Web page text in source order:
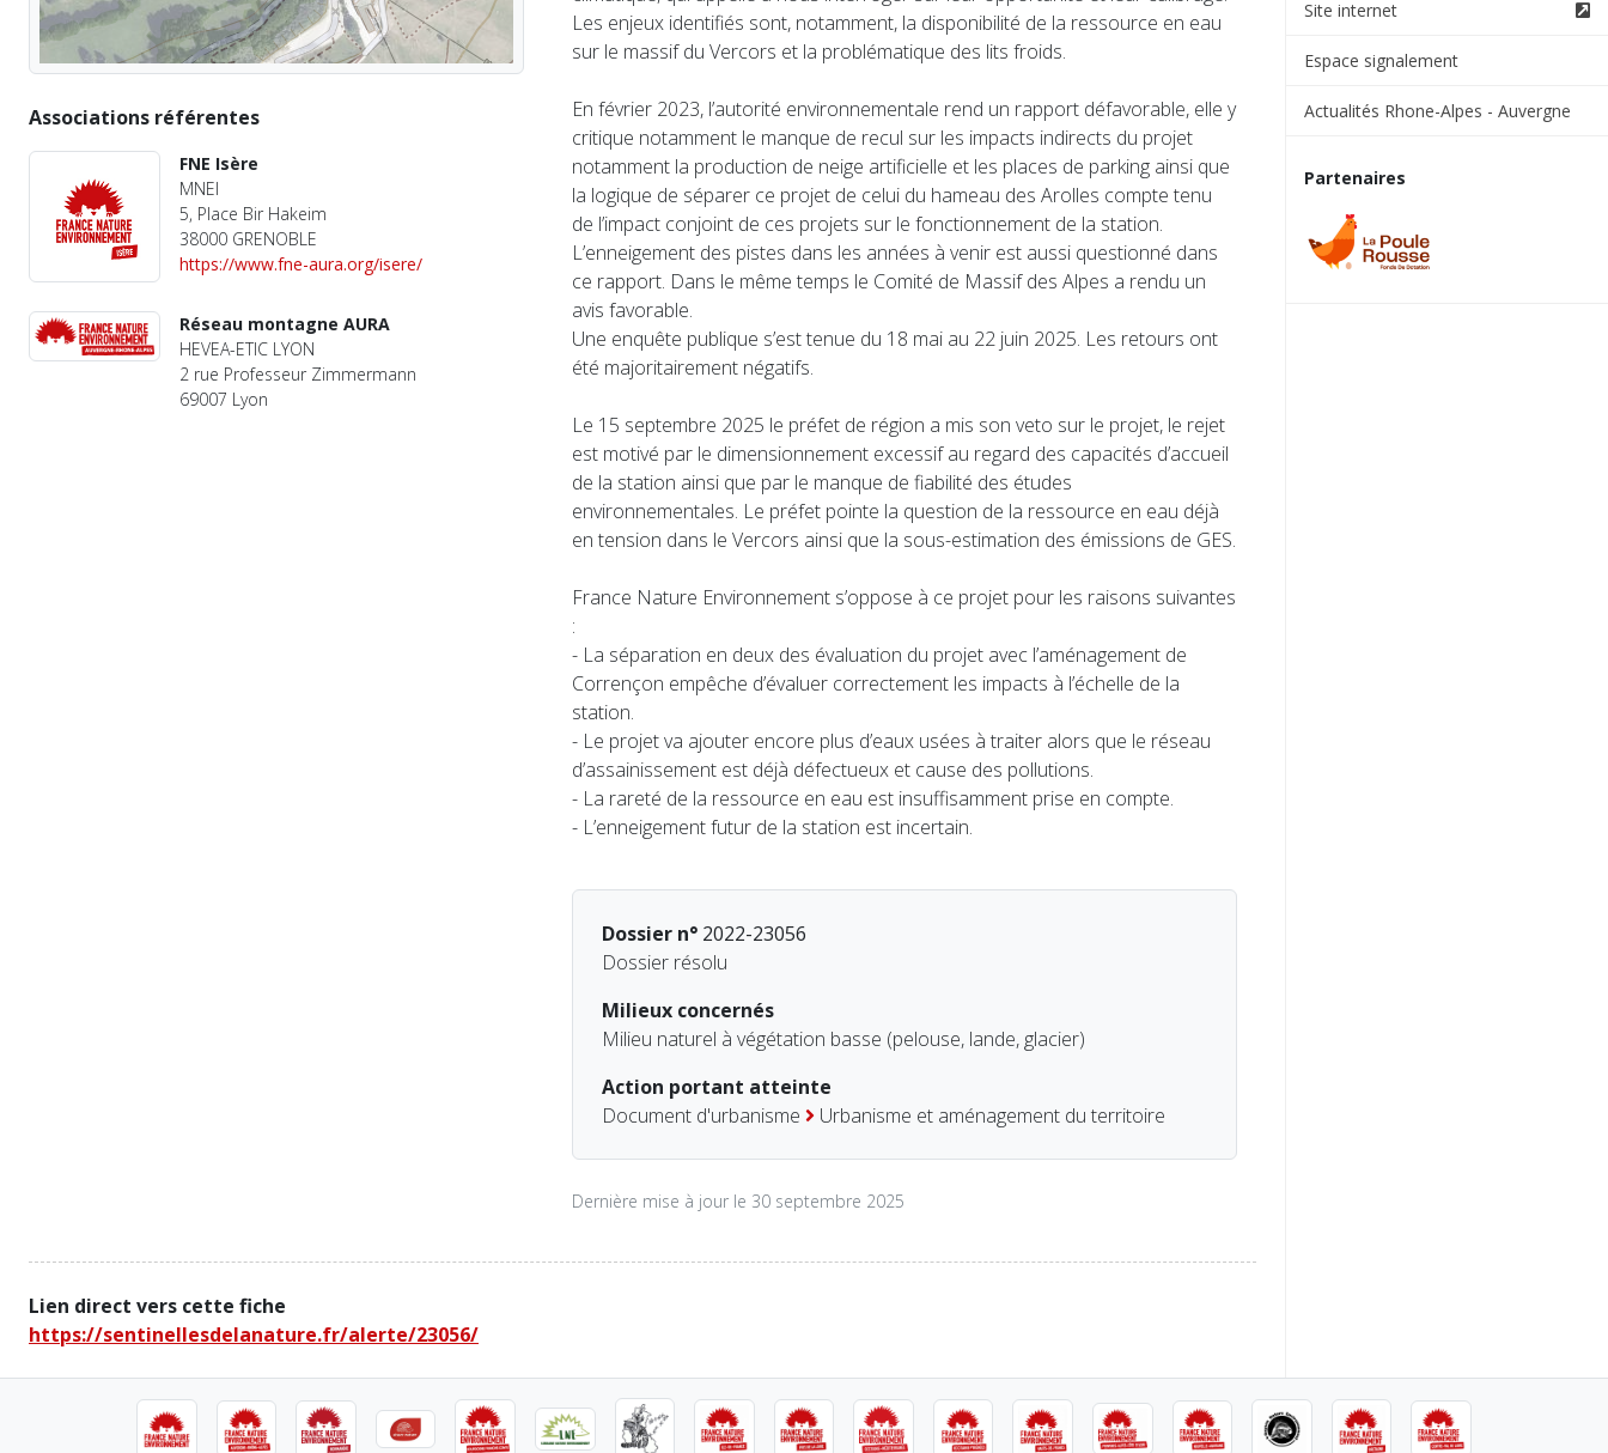
Les enjeux identifiés sont, notamment, la disponibilité de la ressource en eau
sur le massif du Vercors et la problématique des lits froids.
En février 2023, l’autorité environnementale rend un rapport défavorable, elle y
critique notamment le manque de recul sur les impacts indirects du projet
notamment la production de neige artificielle et les places de parking ainsi que
la logique de séparer ce projet de celui du hameau des Arolles compte tenu
de l’impact conjoint de ces projets sur le fonctionnement de la station.
L’enneigement des pistes dans les années à venir est aussi questionné dans
ce rapport. Dans le même temps le Comité de Massif des Alpes a rendu un
avis favorable.
Une enquête publique s’est tenue du 18 mai au 22 juin 2025. Les retours ont
été majoritairement négatifs.
Le 15 septembre 2025 le préfet de région a mis son veto sur le projet, le rejet
est motivé par le dimensionnement excessif au regard des capacités d’accueil
de la station ainsi que par le manque de fiabilité des études
environnementales. Le préfet pointe la question de la ressource en eau déjà
en tension dans le Vercors ainsi que la sous-estimation des émissions de GES.
France Nature Environnement s’oppose à ce projet pour les raisons suivantes
:
- La séparation en deux des évaluation du projet avec l’aménagement de
Corrençon empêche d’évaluer correctement les impacts à l’échelle de la
station.
- Le projet va ajouter encore plus d’eaux usées à traiter alors que le réseau
d’assainissement est déjà défectueux et cause des pollutions.
- La rareté de la ressource en eau est insuffisamment prise en compte.
- L’enneigement futur de la station est incertain.
Dossier n°2022-23056
Dossier résolu
Milieux concernés
Milieu naturel à végétation basse (pelouse, lande, glacier)
Action portant atteinte
Document d'urbanisme
Urbanisme et aménagement du territoire
Dernière mise à jour le 30 septembre 2025
Associations référentes
FNE Isère
MNEI
5, Place Bir Hakeim
38000 GRENOBLE
https://www.fne-aura.org/isere/
Réseau montagne AURA
HEVEA-ETIC LYON
2 rue Professeur Zimmermann
69007 Lyon
Lien direct vers cette fiche
https://sentinellesdelanature.fr/alerte/23056/
Site internet
Espace signalement
Actualités Rhone-Alpes - Auvergne
Partenaires